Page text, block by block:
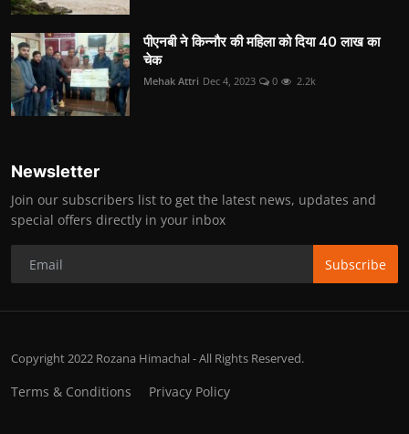
पीएनबी ने किन्नौर की महिला को दिया 40 लाख का
चेक
Mehak Attri Dec 4, 2023 0 2.2k
Newsletter
Join our subscribers list to get the latest news, updates and
special offers directly in your inbox
Subscribe
Copyright 2022 Rozana Himachal - All Rights Reserved.
Terms & Conditions Privacy Policy